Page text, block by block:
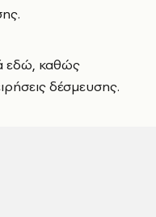
εδώ, καθώς
δέσμευσης.